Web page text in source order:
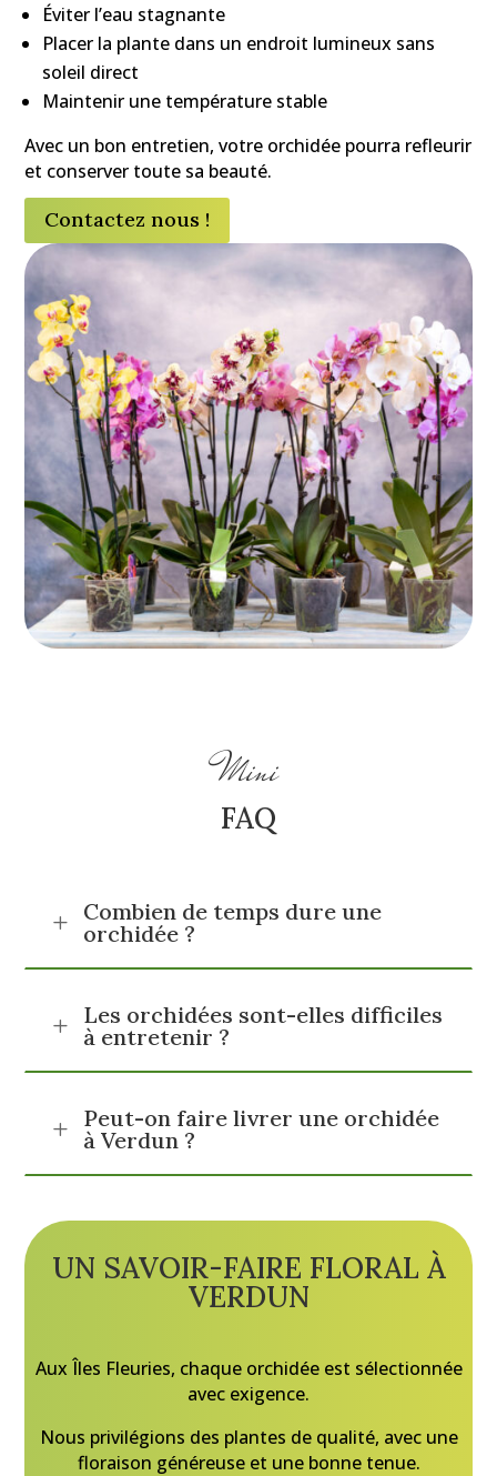
Éviter l’eau stagnante
Placer la plante dans un endroit lumineux sans
soleil direct
Maintenir une température stable
Avec un bon entretien, votre orchidée pourra refleurir
et conserver toute sa beauté.
Contactez nous !
Mini
FAQ
L
Combien de temps dure une
orchidée ?
L
Les orchidées sont-elles difficiles
à entretenir ?
L
Peut-on faire livrer une orchidée
à Verdun ?
UN SAVOIR-FAIRE FLORAL À
VERDUN
Aux Îles Fleuries, chaque orchidée est sélectionnée
avec exigence.
Nous privilégions des plantes de qualité, avec une
floraison généreuse et une bonne tenue.